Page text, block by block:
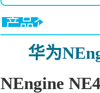
产品介绍
华为
NEngine